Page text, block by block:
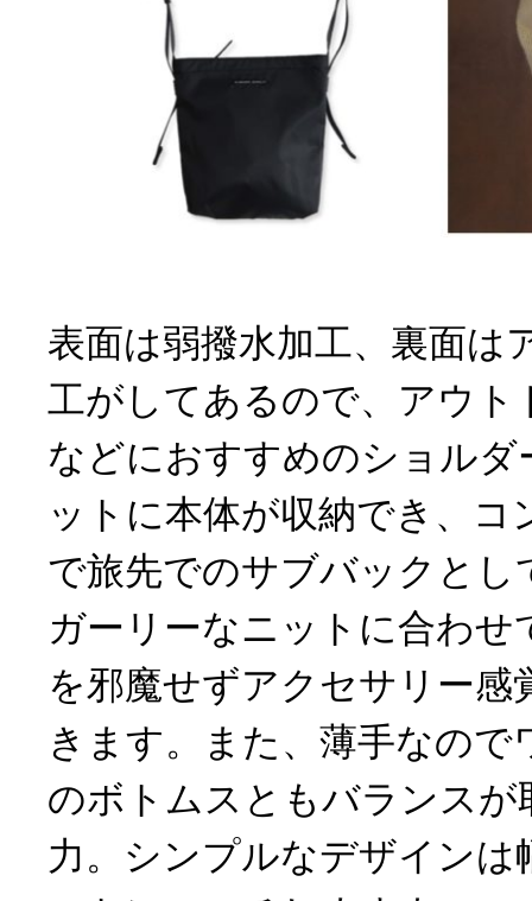
表面は弱撥水加工、裏面は
工がしてあるので、アウト
などにおすすめのショル
ットに本体が収納でき、
で旅先でのサブバックとし
ガーリーなニットに合わ
を邪魔せずアクセサリー感
きます。また、薄手なの
のボトムスともバランス
力。シンプルなデザインは